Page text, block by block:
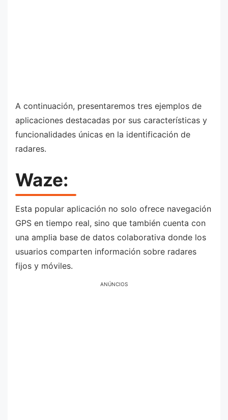
A continuación, presentaremos tres ejemplos de
aplicaciones destacadas por sus características y
funcionalidades únicas en la identificación de
radares.
Waze:
Esta popular aplicación no solo ofrece navegación
GPS en tiempo real, sino que también cuenta con
una amplia base de datos colaborativa donde los
usuarios comparten información sobre radares
fijos y móviles.
ANÚNCIOS